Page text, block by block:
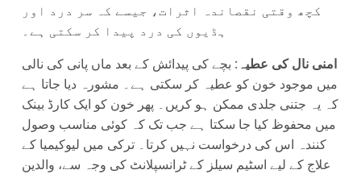
کچھ وقتی نقصاندہ اثرات، جیسے کہ سر درد اور
ہڈیوں کی درد پیدا کر سکتی ہے۔
امنی نال کی عطیہ: بچے کی پیدائش کے بعد ماں پانی کی نالی
میں موجود خون کو عطیہ کر سکتی ہے۔ مشورہ دیا جاتا ہے
کہ یہ جتنی جلدی ممکن ہو کریں۔ پھر خون کو ایک کارڈ بینک
میں محفوظ کیا جا سکتا ہے جب تک کہ کوئی مناسب وصول
کنندہ اس کی درخواست نہیں کرتا۔ ترکی میں لیوکیمیا کے
علاج کے لیے اسٹیم سیلز کے ٹرانسپلانٹ کی وجہ سے، والدین